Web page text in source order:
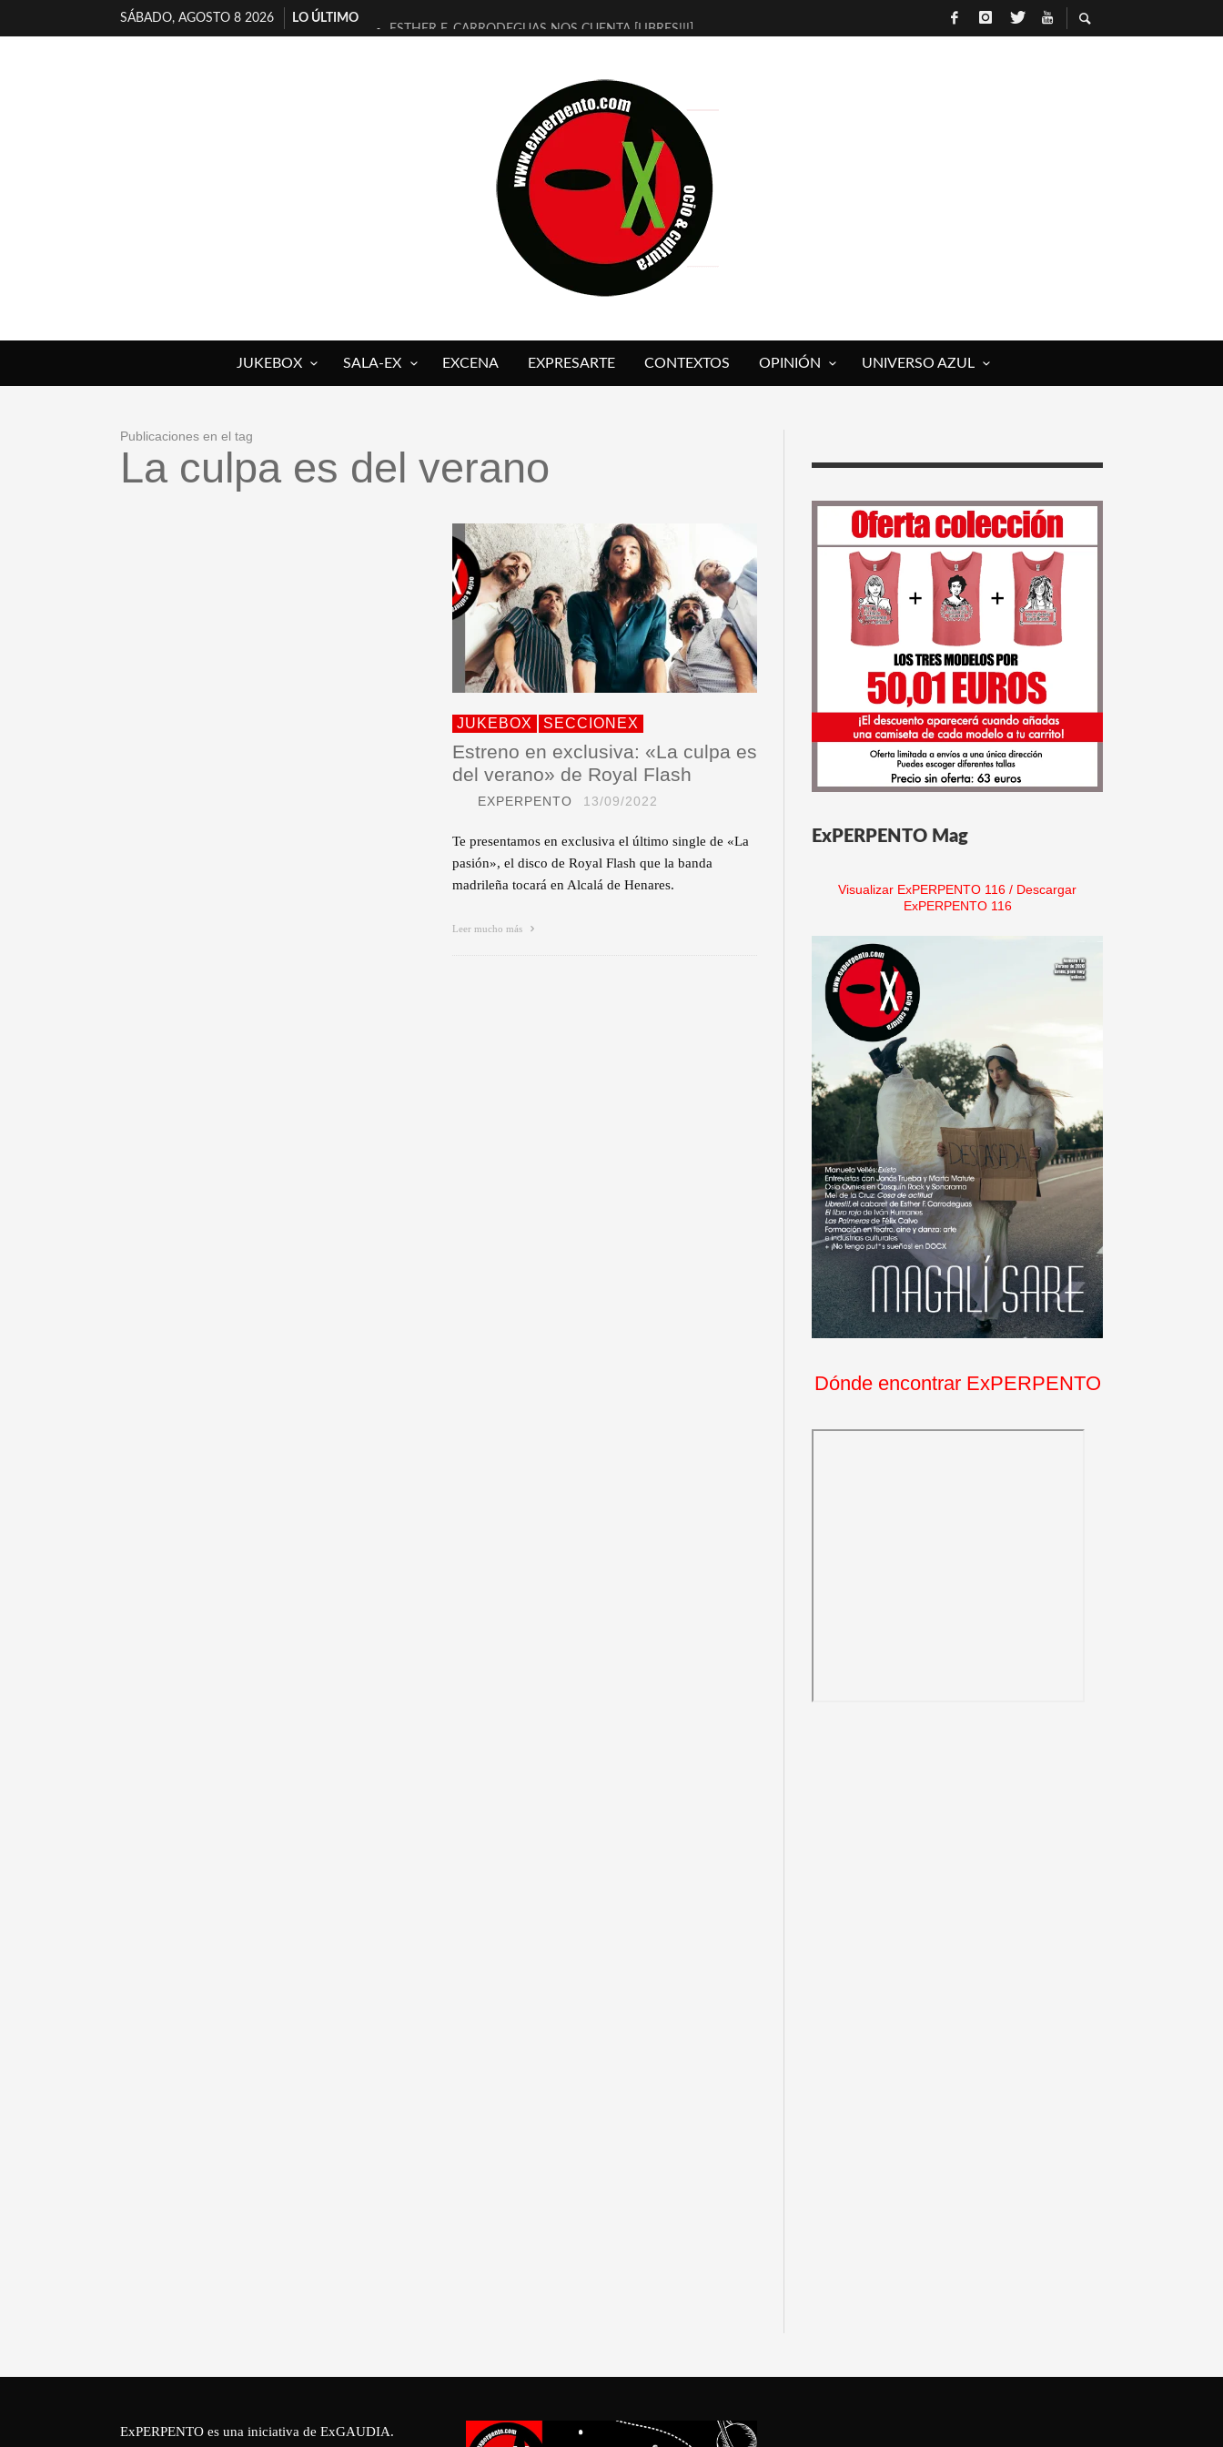
SÁBADO, AGOSTO 8 2026
LO ÚLTIMO
ESTHER F. CARRODEGUAS NOS CUENTA [LIBRES!!!]
[ELECTRA JONDA] DE JUAN GUERRERO ZAMORA
TIMBRE 4, LA ESCUELA DEL DIRECTOR TEATRAL CLAUDIO TOLCACHIR
30 AÑOS (NO ES NADA) DE LA KATARSIS DEL TOMATAZO
MILITARES JUDÍAS EN #EXVITA
D’BALDOMEROS REINVENTAN [BITÁCORA 3.0] EN EXVITA
MARSHALL FLASH PRESENTA EN EXVITA [RELATIVA SENCILLEZ]
JOFRE BARDAGÍ EN EXVITA INTERPRETANDO A SERRAT
JUKEBOX SALA-EX EXCENA EXPRESARTE CONTEXTOS OPINIÓN UNIVERSO AZUL
Publicaciones en el tag
La culpa es del verano
JUKEBOX SECCIONEX
Estreno en exclusiva: «La culpa es
del verano» de Royal Flash
EXPERPENTO 13/09/2022
Te presentamos en exclusiva el último single de «La
pasión», el disco de Royal Flash que la banda
madrileña tocará en Alcalá de Henares.
Leer mucho más
ExPERPENTO Mag
Visualizar ExPERPENTO 116 / Descargar
ExPERPENTO 116
Dónde encontrar ExPERPENTO
ExPERPENTO es una iniciativa de ExGAUDIA.